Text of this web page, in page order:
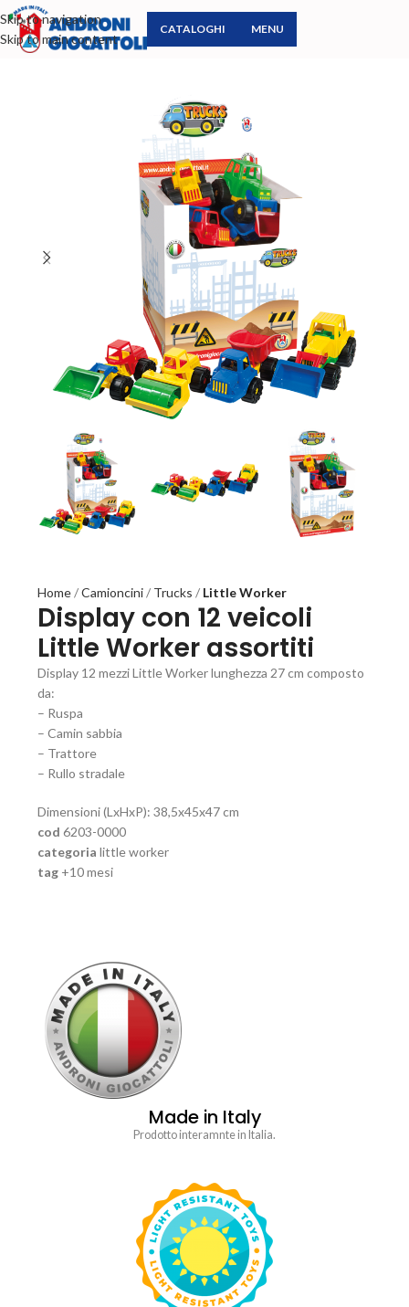
Skip to navigation
Skip to main content
CATALOGHI MENU
Home Camioncini Trucks Little Worker
Display con 12 veicoli
Little Worker assortiti
Display 12 mezzi Little Worker lunghezza 27 cm composto
da:
– Ruspa
– Camin sabbia
– Trattore
– Rullo stradale
Dimensioni (LxHxP): 38,5x45x47 cm
cod6203-0000
categoria little worker
tag +10 mesi
Made in Italy
Prodotto interamnte in Italia.